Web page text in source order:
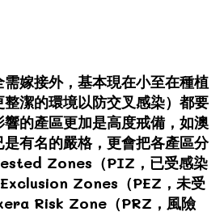
嫁接外，基本現在小至在種植
潔的環境以防交叉感染）都要
的產區更加是高度戒備，如澳
有名的嚴格，更會把各產區分
Zones（PIZ，已受感染
Zones（PEZ，未受
Risk Zone（PRZ，風險